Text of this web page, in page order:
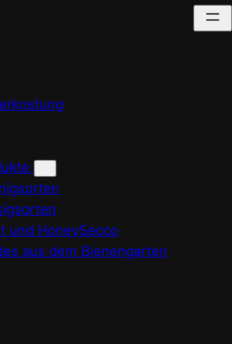
und HoneySecco
aus dem Bienengarten